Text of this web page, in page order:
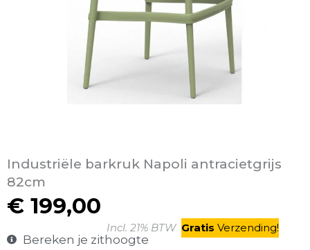
Industriële barkruk Napoli antracietgrijs
82cm
€ 199,00
Incl. 21% BTW Gratis Verzending!
Bereken je zithoogte